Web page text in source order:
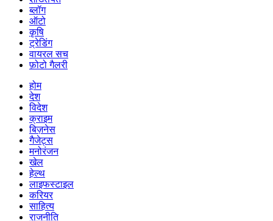
ब्लॉग
ऑटो
कृषि
ट्रेडिंग
वायरल सच
फ़ोटो गैलरी
होम
देश
विदेश
क्राइम
बिज़नेस
गैजेट्स
मनोरंजन
खेल
हेल्थ
लाइफस्टाइल
करियर
साहित्य
राजनीति